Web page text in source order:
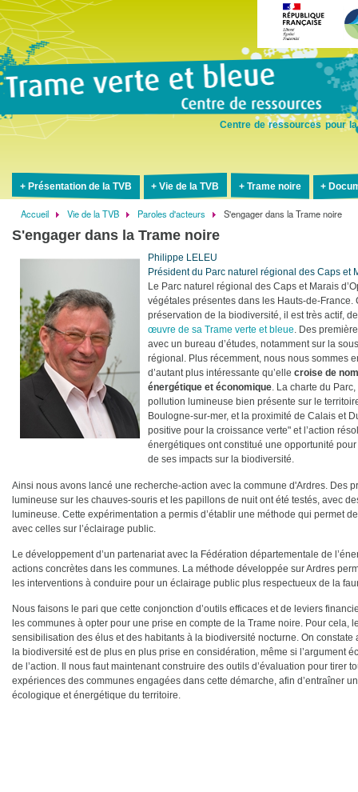
Centre de ressources pour
Présentation de la TVB Vie de la TVB Trame noire
Fil
d'Ariane
Accueil Vie de la TVB Paroles d'acteurs S'engager dans la Trame noire
S'engager dans la Trame noire
Philippe LELEU
Président du Parc naturel régional des Caps et
Le Parc naturel régional des Caps et Marais
végétales présentes dans les Hauts-de-
préservation de la biodiversité, il est très actif,
œuvre de sa Trame verte et bleue. Des
avec un bureau d’études, notamment sur la
régional. Plus récemment, nous nous sommes
d’autant plus intéressante qu’elle croise de
énergétique et économique. La charte du
pollution lumineuse bien présente sur le
Boulogne-sur-mer, et la proximité de Calais et
positive pour la croissance verte" et l’action
énergétiques ont constitué une opportunité
de ses impacts sur la biodiversité.
Ainsi nous avons lancé une recherche-action avec la commune d'Ardres. Des
lumineuse sur les chauves-souris et les papillons de nuit ont été testés, avec
lumineuse. Cette expérimentation a permis d’établir une méthode qui permet
avec celles sur l’éclairage public.
Le développement d’un partenariat avec la Fédération départementale de
actions concrètes dans les communes. La méthode développée sur Ardres
les interventions à conduire pour un éclairage public plus respectueux de la
Nous faisons le pari que cette conjonction d’outils efficaces et de leviers
les communes à opter pour une prise en compte de la Trame noire. Pour cela,
sensibilisation des élus et des habitants à la biodiversité nocturne. On
la biodiversité est de plus en plus prise en considération, même si l’argument
de l’action. Il nous faut maintenant construire des outils d’évaluation pour tirer
expériences des communes engagées dans cette démarche, afin d’entraîner
écologique et énergétique du territoire.